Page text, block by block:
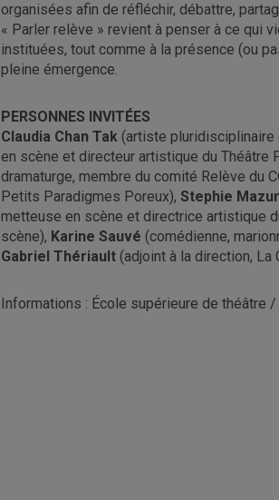
organisées afin de réfléchir, débattre,
« Parler relève » revient à penser à ce qui
instituées, tout comme à la présence (ou
pleine émergence.
PERSONNES INVITÉES
Claudia Chan Tak (artiste pluridisciplinaire
en scène et directeur artistique du Théâtre
dramaturge, membre du comité Relève du
Petits Paradigmes Poreux), Stephie
metteuse en scène et directrice artistique
scène), Karine Sauvé (comédienne,
Gabriel Thériault (adjoint à la direction, La
Informations : École supérieure de théâtre